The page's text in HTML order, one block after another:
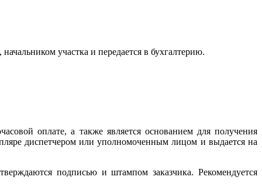
участка и передается в бухгалтерию.
оплате, а также является основанием для получения
диспетчером или уполномоченным лицом и выдается на
подписью и штампом заказчика. Рекомендуется